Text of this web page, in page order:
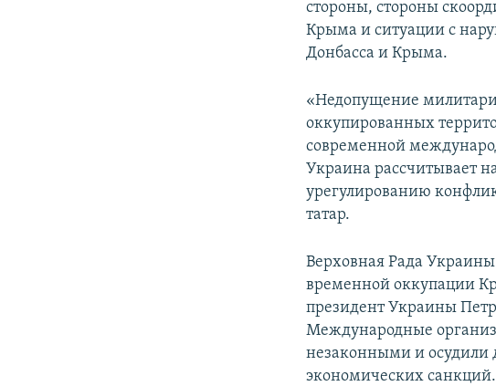
стороны, стороны
Крыма и ситуации с
Донбасса и Крыма.
«Недопущение
оккупированных
современной
Украина рассчитывает
урегулированию
татар.
Верховная Рада
временной оккупации
президент Украины
Международные
незаконными и осудили
экономических санкций.